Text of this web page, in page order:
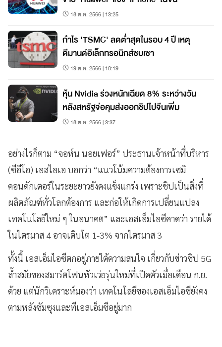
18 ต.ค. 2566 | 13:25
กำไร 'TSMC' ลดต่ำสุดในรอบ 4 ปี เหตุ
ดีมานด์อิเล็กทรอนิกส์ซบเซา
19 ต.ค. 2566 | 10:19
หุ้น Nvidia ร่วงหนักเฉียด 8% ระหว่างวัน
หลังสหรัฐจ่อคุมส่งออกชิปไปจีนเพิ่ม
18 ต.ค. 2566 | 3:37
อย่างไรก็ตาม “จอห์น นอยเฟอร์” ประธานเจ้าหน้าที่บริหาร
(ซีอีโอ) เอสไอเอ บอกว่า “แนวโน้มความต้องการเซมิ
คอนดักเตอร์ในระยะยาวยังคงแข็งแกร่ง เพราะชิปเป็นสิ่งที่
ผลิตภัณฑ์ทั่วโลกต้องการ และก่อให้เกิดการเปลี่ยนแปลง
เทคโนโลยีใหม่ ๆ ในอนาคต” และเอสเอ็มไอซีคาดว่า รายได้
ในไตรมาส 4 อาจเติบโต 1-3% จากไตรมาส 3
ทั้งนี้ เอสเอ็มไอซีตกอยู่ภายใต้ความสนใจ เกี่ยวกับข่าวชิป 5G
ล้ำสมัยของสมาร์ตโฟนหัวเว่ยรุ่นใหม่ที่เปิดตัวเมื่อเดือน ก.ย.
ด้วย แต่นักวิเคราะห์มองว่า เทคโนโลยีของเอสเอ็มไอซียังคง
ตามหลังซัมซุงและทีเอสเอ็มซีอยู่มาก